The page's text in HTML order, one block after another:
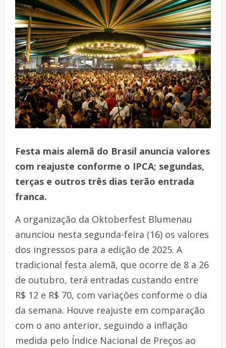
Festa mais alemã do Brasil anuncia valores
com reajuste conforme o IPCA; segundas,
terças e outros três dias terão entrada
franca.
A organização da Oktoberfest Blumenau
anunciou nesta segunda-feira (16) os valores
dos ingressos para a edição de 2025. A
tradicional festa alemã, que ocorre de 8 a 26
de outubro, terá entradas custando entre
R$ 12 e R$ 70, com variações conforme o dia
da semana. Houve reajuste em comparação
com o ano anterior, seguindo a inflação
medida pelo Índice Nacional de Preços ao